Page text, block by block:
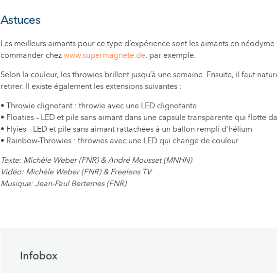
Astuces
Les meilleurs aimants pour ce type d’expérience sont les aimants en néodyme
commander chezwww.supermagnete.de, par exemple.
Selon la couleur, les throwies brillent jusqu’à une semaine. Ensuite, il faut
retirer. Il existe également les extensions suivantes :
• Throwie clignotant : throwie avec une LED clignotante
• Floaties – LED et pile sans aimant dans une capsule transparente qui flotte
• Flyies – LED et pile sans aimant rattachées à un ballon rempli d’hélium
• Rainbow-Throwies : throwies avec une LED qui change de couleur
Texte: Michèle Weber (FNR) & André Mousset (MNHN)
Vidéo: Michèle Weber (FNR) & Freelens TV
Musique: Jean-Paul Bertemes (FNR)
Infobox